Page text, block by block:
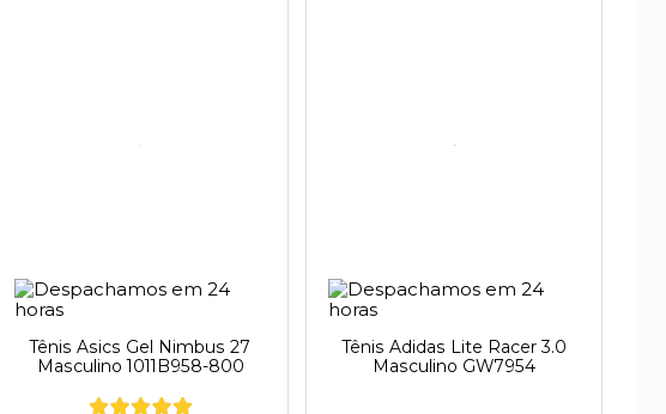
Tênis Asics Gel Nimbus 27
Masculino 1011B958-800
Tênis Adidas Lite Racer 3.0
Masculino GW7954